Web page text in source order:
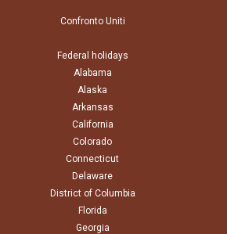
Confronto Uniti
Federal holidays
Alabama
Alaska
Arkansas
California
Colorado
Connecticut
Delaware
District of Columbia
Florida
Georgia